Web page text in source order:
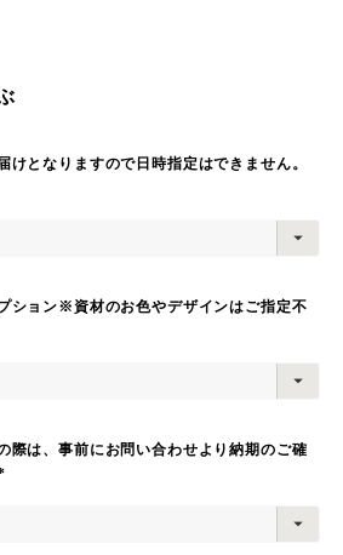
けとなりますので日時指定はできません。
ション※資材のお色やデザインはご指定不
際は、事前にお問い合わせより納期のご確